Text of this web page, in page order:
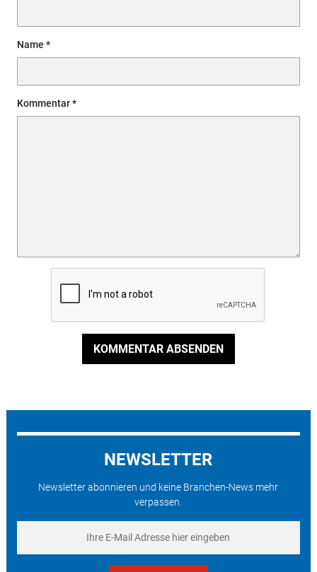
Name
Kommentar
KOMMENTAR ABSENDEN
NEWSLETTER
Newsletter abonnieren und keine Branchen-News mehr
verpassen.